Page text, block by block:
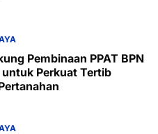
Pembinaan PPAT BPN
Perkuat Tertib